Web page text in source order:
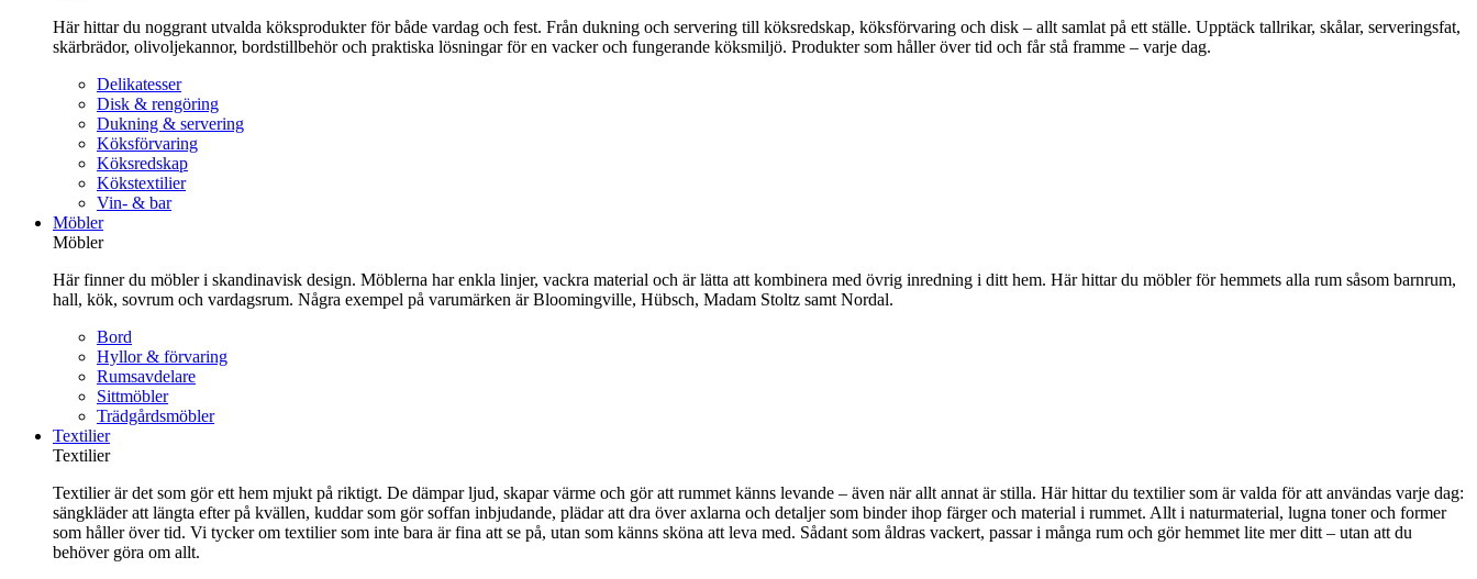
Här hittar du noggrant utvalda köksprodukter för både vardag och fest. Från dukning och servering till köksredskap, köksförvaring och disk – allt samlat på ett ställe. Upptäck tallrikar, skålar, serveringsfat,
skärbrädor, olivoljekannor, bordstillbehör och praktiska lösningar för en vacker och fungerande köksmiljö. Produkter som håller över tid och får stå framme – varje dag.
Delikatesser
Disk & rengöring
Dukning & servering
Köksförvaring
Köksredskap
Kökstextilier
Vin- & bar
Möbler
Möbler
Här finner du möbler i skandinavisk design. Möblerna har enkla linjer, vackra material och är lätta att kombinera med övrig inredning i ditt hem. Här hittar du möbler för hemmets alla rum såsom barnrum,
hall, kök, sovrum och vardagsrum. Några exempel på varumärken är Bloomingville, Hübsch, Madam Stoltz samt Nordal.
Bord
Hyllor & förvaring
Rumsavdelare
Sittmöbler
Trädgårdsmöbler
Textilier
Textilier
Textilier är det som gör ett hem mjukt på riktigt. De dämpar ljud, skapar värme och gör att rummet känns levande – även när allt annat är stilla. Här hittar du textilier som är valda för att användas varje dag:
sängkläder att längta efter på kvällen, kuddar som gör soffan inbjudande, plädar att dra över axlarna och detaljer som binder ihop färger och material i rummet. Allt i naturmaterial, lugna toner och former
som håller över tid. Vi tycker om textilier som inte bara är fina att se på, utan som känns sköna att leva med. Sådant som åldras vackert, passar i många rum och gör hemmet lite mer ditt – utan att du
behöver göra om allt.